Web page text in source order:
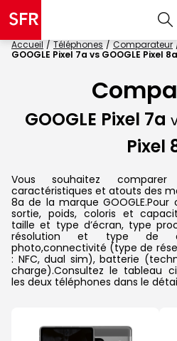
Accueil Téléphones
Comparateur
GOOGLE Pixel 7a vs GOOGLE Pixel 8a
GOOGLE Pixel 7a
Pixel
Vous souhaitez
caractéristiques et atouts des
8a de la marque
sortie, poids, coloris et
taille et type d’écran, type
résolution et type de
photo,connectivité (type de
: NFC, dual sim), batterie
charge).Consultez le tableau
les deux téléphones dans le